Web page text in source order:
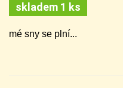
skladem 1 ks
mé sny se plní...